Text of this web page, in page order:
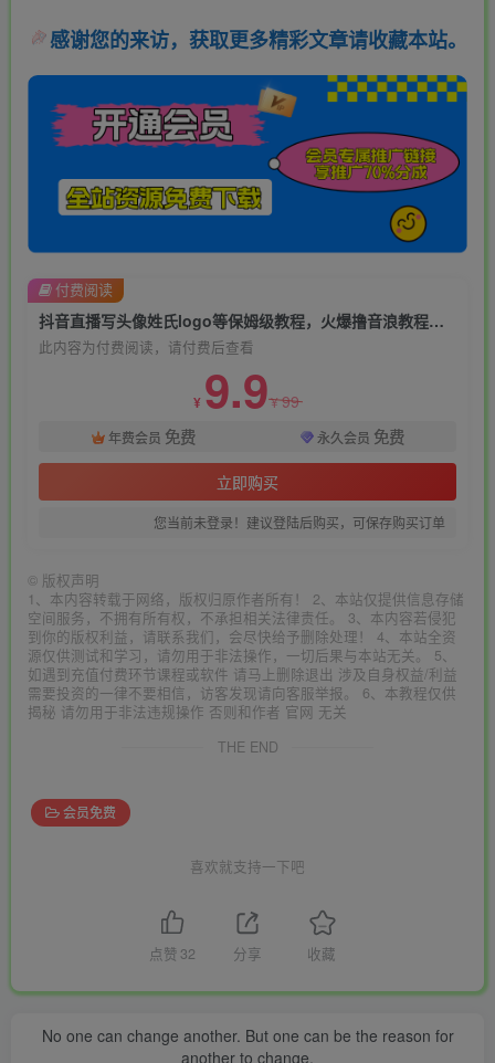
感谢您的来访，获取更多精彩文章请收藏本站。
抖音直播写头像姓氏logo等保姆级教程，火爆撸音浪教程【揭秘】
此内容为付费阅读，请付费后查看
¥ 9.9¥99
年费会员 免费 永久会员 免费
立即购买
您当前未登录！建议登陆后购买，可保存购买订单
付费阅读
© 版权声明
1、本内容转载于网络，版权归原作者所有！ 2、本站仅提供信息存储
空间服务，不拥有所有权，不承担相关法律责任。 3、本内容若侵犯
到你的版权利益，请联系我们，会尽快给予删除处理！ 4、本站全资
源仅供测试和学习，请勿用于非法操作，一切后果与本站无关。 5、
如遇到充值付费环节课程或软件 请马上删除退出 涉及自身权益/利益
需要投资的一律不要相信，访客发现请向客服举报。 6、本教程仅供
揭秘 请勿用于非法违规操作 否则和作者 官网 无关
THE END
会员免费
喜欢就支持一下吧
点赞 32 分享 收藏
No one can change another. But one can be the reason for
another to change.